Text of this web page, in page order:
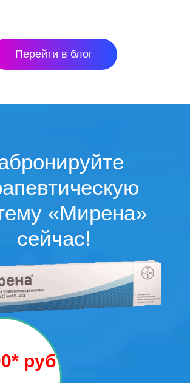
Перейти в блог
«Мирена»
сейчас!
руб